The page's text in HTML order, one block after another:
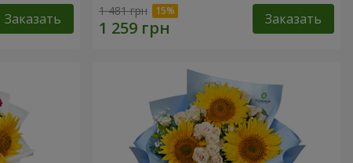
Заказать 1 481 грн Заказать